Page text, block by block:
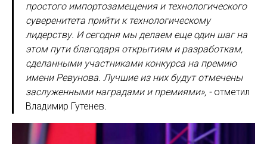
простого импортозамещения и технологического
суверенитета прийти к технологическому
лидерству. И сегодня мы делаем еще один шаг на
этом пути благодаря открытиям и разработкам,
сделанными участниками конкурса на премию
имени Ревунова. Лучшие из них будут отмечены
заслуженными наградами и премиями», - отметил
Владимир Гутенев.